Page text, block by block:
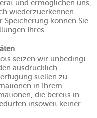
und ermöglichen uns,
wiederzuerkennen
Speicherung können Sie
Ihres
setzen wir unbedingt
ausdrücklich
stellen zu
in Ihrem
die bereits in
insoweit keiner